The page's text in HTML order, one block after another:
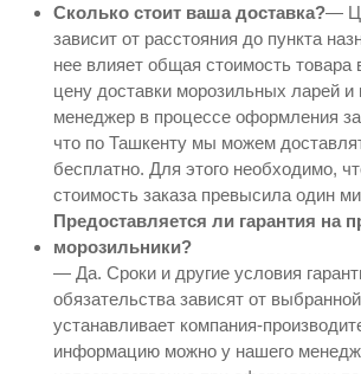
Сколько стоит ваша доставка?—
зависит от расстояния до пункта
нее влияет общая стоимость товара
цену доставки морозильных ларей и
менеджер в процессе оформления
что по Ташкенту мы можем
бесплатно. Для этого необходимо,
стоимость заказа превысила один
Предоставляется ли гарантия на
морозильники?
— Да. Сроки и другие условия
обязательства зависят от
устанавливает компания-
информацию можно у нашего